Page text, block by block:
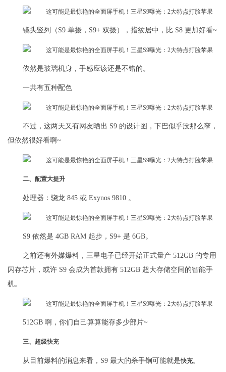
镜头竖列（S9 单摄，S9+ 双摄），指纹居中，比 S8 更加好看~
依然是玻璃机身，手感应该还是不错的。
一共有五种配色
不过，这两天又有网友晒出 S9 的设计图，下巴似乎没那么窄，
但依然很好看啊~
二、配置大提升
处理器：骁龙 845 或 Exynos 9810 。
S9 依然是 4GB RAM 起步，S9+ 是 6GB。
之前还有外媒爆料，三星电子已经开始正式量产 512GB 的专用
闪存芯片，或许 S9 会成为首款拥有 512GB 超大存储空间的智能手
机。
512GB 啊，你们自己算算能存多少部片~
三、超级快充
从目前爆料的消息来看，S9 最大的杀手锏可能就是快充。